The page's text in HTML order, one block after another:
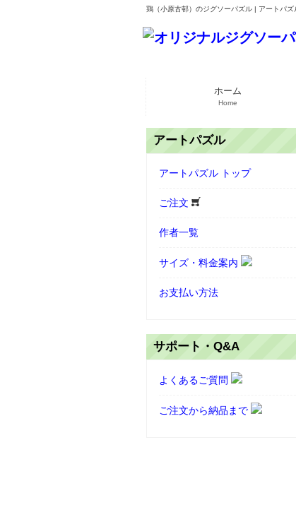
鶏（小原古邨）のジグソーパズル | アートパズ
ホーム
Home
アートパズル
アートパズル トップ
ご注文
作者一覧
サイズ・料金案内
お支払い方法
サポート・Q&A
よくあるご質問
ご注文から納品まで